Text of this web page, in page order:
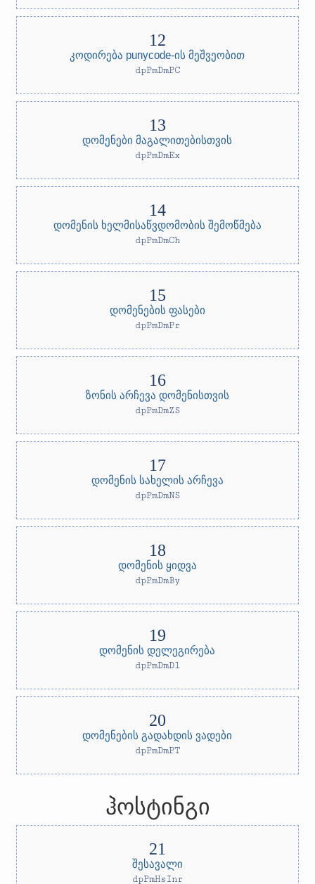
კოდირება punycode-ის მეშვეობით
dpPmDmPC
დომენები მაგალითებისთვის
dpPmDmEx
დომენის ხელმისაწვდომობის შემოწმება
dpPmDmCh
დომენების ფასები
dpPmDmPr
ზონის არჩევა დომენისთვის
dpPmDmZS
დომენის სახელის არჩევა
dpPmDmNS
დომენის ყიდვა
dpPmDmBy
დომენის დელეგირება
dpPmDmDl
დომენების გადახდის ვადები
dpPmDmPT
ჰოსტინგი
შესავალი
dpPmHsInr